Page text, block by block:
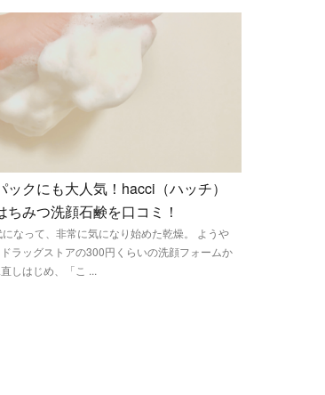
ックにも大人気！hacci（ハッチ）
ちみつ洗顔石鹸を口コミ！
なって、非常に気になり始めた乾燥。 ようや
ドラッグストアの300円くらいの洗顔フォームか
しはじめ、「こ ...